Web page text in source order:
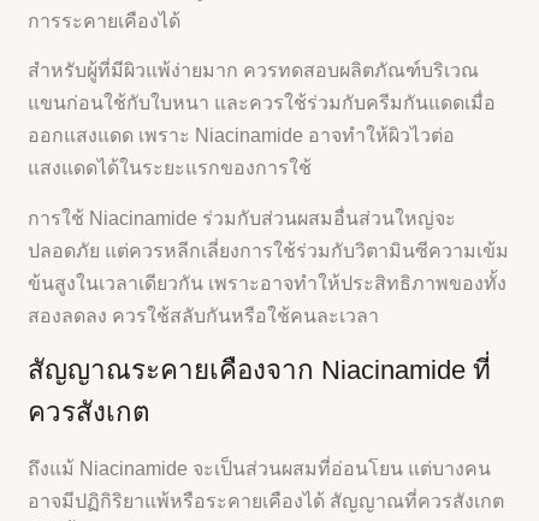
การระคายเคืองได้
สำหรับผู้ที่มีผิวแพ้ง่ายมาก ควรทดสอบผลิตภัณฑ์บริเวณ
แขนก่อนใช้กับใบหนา และควรใช้ร่วมกับครีมกันแดดเมื่อ
ออกแสงแดด เพราะ Niacinamide อาจทำให้ผิวไวต่อ
แสงแดดได้ในระยะแรกของการใช้
การใช้ Niacinamide ร่วมกับส่วนผสมอื่นส่วนใหญ่จะ
ปลอดภัย แต่ควรหลีกเลี่ยงการใช้ร่วมกับวิตามินซีความเข้ม
ข้นสูงในเวลาเดียวกัน เพราะอาจทำให้ประสิทธิภาพของทั้ง
สองลดลง ควรใช้สลับกันหรือใช้คนละเวลา
สัญญาณระคายเคืองจาก Niacinamide ที่
ควรสังเกต
ถึงแม้ Niacinamide จะเป็นส่วนผสมที่อ่อนโยน แต่บางคน
อาจมีปฏิกิริยาแพ้หรือระคายเคืองได้ สัญญาณที่ควรสังเกต